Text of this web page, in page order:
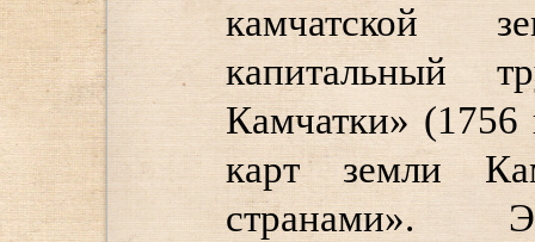
камчатской
капитальный
Камчатки»
карт земли
странами».